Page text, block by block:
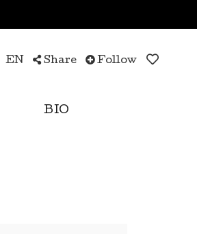
EN Share Follow
BIO